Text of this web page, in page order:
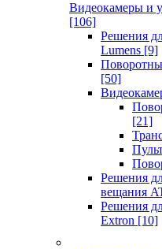
Видеокамеры и
[106]
Решения
Lumens [9]
[50]
[21]
Решения
вещания
Решения
Extron [10]